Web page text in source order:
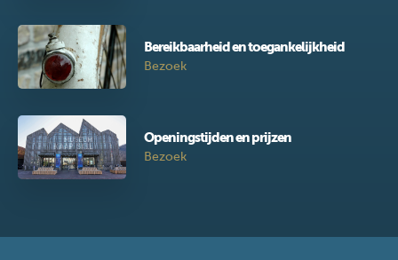
Bereikbaarheid en toegankelijkheid
Bezoek
Openingstijden en prijzen
Bezoek